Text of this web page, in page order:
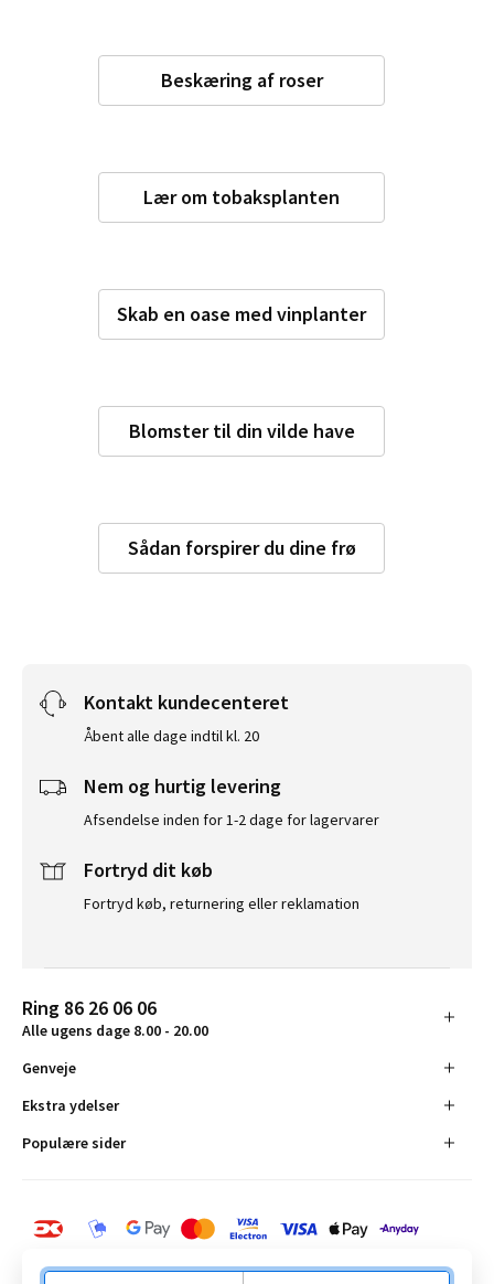
Beskæring af roser
Lær om tobaksplanten
Skab en oase med vinplanter
Blomster til din vilde have
Sådan forspirer du dine frø
Kontakt kundecenteret
Åbent alle dage indtil kl. 20
Nem og hurtig levering
Afsendelse inden for 1-2 dage for lagervarer
Fortryd dit køb
Fortryd køb, returnering eller reklamation
Ring 86 26 06 06
Alle ugens dage 8.00 - 20.00
Genveje
Ekstra ydelser
Populære sider